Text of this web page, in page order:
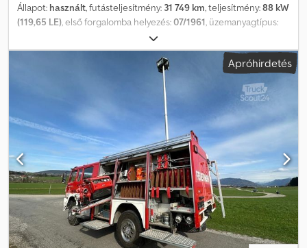
Állapot: használt, futásteljesítmény: 31 749 km, teljesítmény:88 kW
(119,65 LE), első forgalomba helyezés:07/1961, üzemanyagtípus:
, tengelyelrendezés:
kék, hajtástípus:mechanikai, raktér hossza:3 640 mm, rakodótér
, raktérmagasság: , Gyártási év:1959,
* A technika hibátlanul működik * A jármű indul, kormányozható,
fékez, a billenőplató működik * Osztrák eredeti típusbizonyítvány
mellékelve * Számos új alkatrész beépítve Csdpfx Aowkl S Tsa
Dsha Információk: Minden adat tájékoztató jellegű – az előzetes
értékesítés jogát fenntartjuk.
Apróhirdetés